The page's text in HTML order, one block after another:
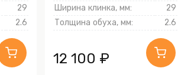
29
2.6
Ширина клинка, мм:
29
Толщина обуха, мм:
2.6
12 100 ₽